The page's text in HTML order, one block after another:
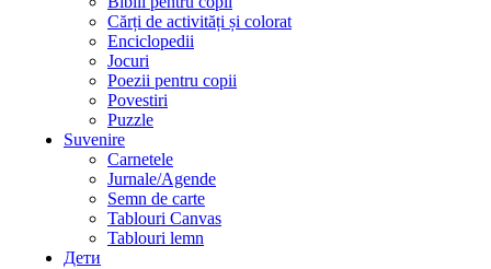
Cărți de activități și colorat
Enciclopedii
Jocuri
Poezii pentru copii
Povestiri
Puzzle
Suvenire
Carnetele
Jurnale/Agende
Semn de carte
Tablouri Canvas
Tablouri lemn
Дети